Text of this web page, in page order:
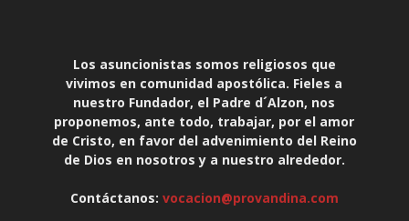
Los asuncionistas somos religiosos que
vivimos en comunidad apostólica. Fieles a
nuestro Fundador, el Padre d´Alzon, nos
proponemos, ante todo, trabajar, por el amor
de Cristo, en favor del advenimiento del Reino
de Dios en nosotros y a nuestro alrededor.
Contáctanos: vocacion@provandina.com